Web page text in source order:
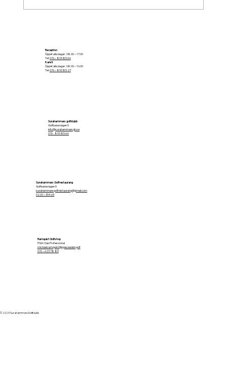
Reception
Öppet alla dagar: 08.00 – 17.00
Tel:076 – 893 85 64
Kansli
Öppet alla dagar: 08.00 – 16.00
Tel:076 – 893 85 27
Surahammars golfklubb
Golfbanevägen 5
info@surahammarsgk.se
076 - 893 85 64
Ramquist Golfshop
PGA Club Professional
michael.ramquist@pgasweden.golf
076 – 623 78 85
Surahammars Golfrestaurang
Golfbanevägen 5
surahammarsgolfrestaurang@gmail.com
0220 – 304 63
© 2025 Surahammars Golfklubb